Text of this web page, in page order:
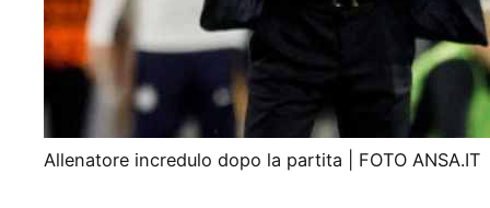
Allenatore incredulo dopo la partita | FOTO ANSA.IT